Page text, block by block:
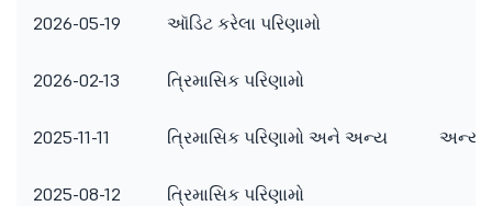
2026-05-19 ઑડિટ કરેલા પરિણામો
2026-02-13 ત્રિમાસિક પરિણામો
2025-11-11 ત્રિમાસિક પરિણામો અને અન્ય અન્ય
2025-08-12 ત્રિમાસિક પરિણામો